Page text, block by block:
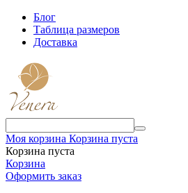
Блог
Таблица размеров
Доставка
Моя корзина Корзина пуста
Корзина пуста
Корзина
Оформить заказ